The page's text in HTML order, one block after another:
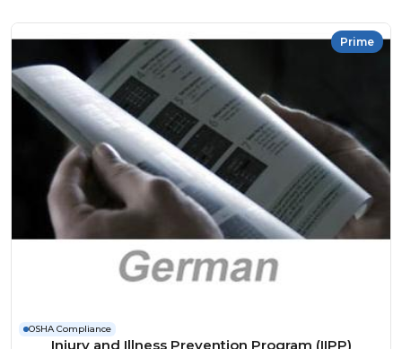
Prime
OSHA Compliance
Injury and Illness Prevention Program (IIPP)